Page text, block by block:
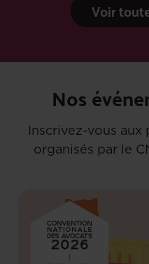
Voir
Nos
Inscrivez-vous aux
organisés par le